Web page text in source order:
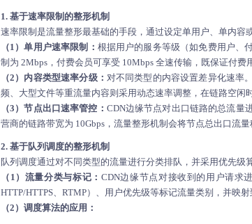
1. 基于速率限制的整形机制
速率限制是流量整形最基础的手段，通过设定单用户、单内容
（1）单用户速率限制： 根据用户的服务等级（如免费用户、
制为 2Mbps，付费会员可享受 10Mbps 全速传输，既保证付费
（2）内容类型速率分级： 对不同类型的内容设置差异化速率
频、大型文件等重流量内容则采用动态速率调整，在链路空闲
（3）节点出口速率管控： CDN边缘节点对出口链路的总流量
营商的链路带宽为 10Gbps，流量整形机制会将节点总出口流
2. 基于队列调度的整形机制
队列调度通过对不同类型的流量进行分类排队，并采用优先级
（1）流量分类与标记： CDN边缘节点对接收到的用户请求
HTTP/HTTPS、RTMP）、用户优先级等标记流量类别，并映
（2）调度算法的应用：